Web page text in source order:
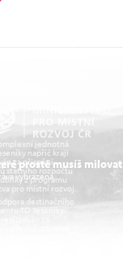
prostě musíš milovat
vyhrazena.
jednotná
napříč kraji
za přispění
státního rozpočtu
z programu
pro místní rozvoj.
destinačního
TO Jeseníky-